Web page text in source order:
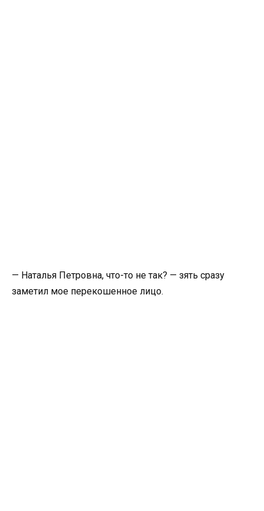
— Наталья Петровна, что-то не так? — зять сразу
заметил мое перекошенное лицо.